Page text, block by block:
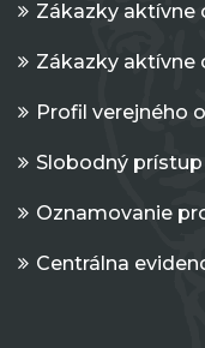
Zákazky aktívne
Zákazky aktívne
Profil verejného
Slobodný
Oznamovanie
Centrálna